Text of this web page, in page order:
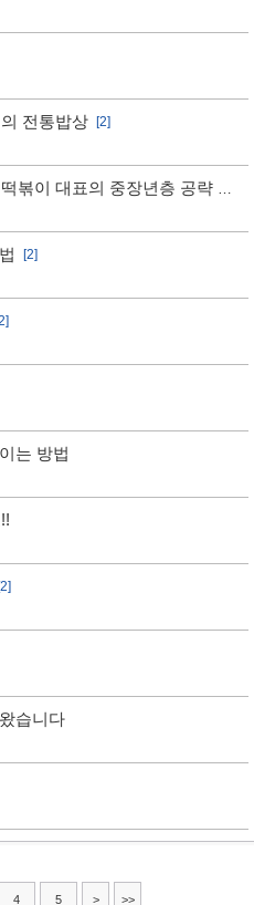
전통밥상
[2]
볶이 대표의 중장년층 공략 방
[2]
는 방법
[2]
습니다
4 5 > >>